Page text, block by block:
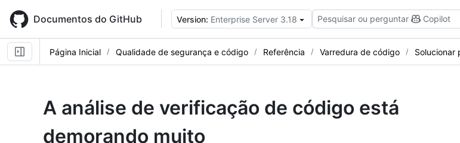
main
content
Documentos do GitHub Version: Enterprise Server 3.18 Pesquisar ou perguntar Copilot
Página Inicial Qualidade de segurança e código Referência Varredura de código Solucionar
A análise de verificação de código está
demorando muito